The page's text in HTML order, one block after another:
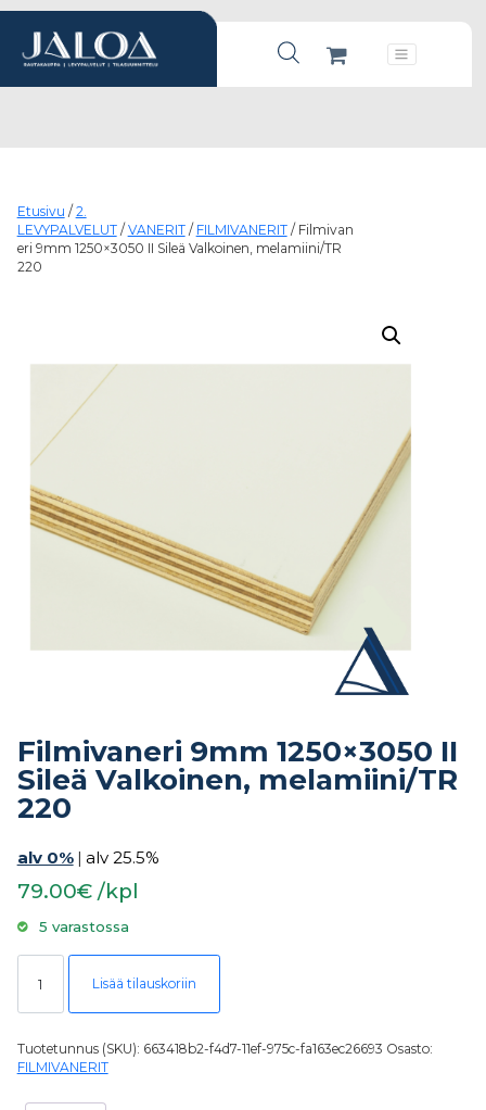
Products search
Päävalikko
Etusivu / 2.
LEVYPALVELUT/ VANERIT/ FILMIVANERIT/ Filmivan
eri 9mm 1250×3050 II Sileä Valkoinen, melamiini/TR
220
Filmivaneri 9mm 1250×3050 II
Sileä Valkoinen, melamiini/TR
220
alv 0% | alv 25.5%
79.00€ /kpl
5 varastossa
Filmivaneri 9mm 1250x3050 II Sileä Valkoinen, melamiini/TR 220 määrä
Lisää tilauskoriin
Tuotetunnus (SKU): 663418b2-f4d7-11ef-975c-fa163ec26693 Osasto:
FILMIVANERIT